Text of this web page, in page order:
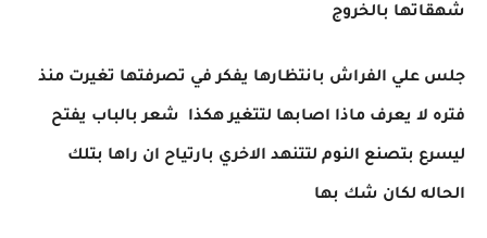
شهقاتها بالخروج
جلس علي الفراش بانتظارها يفكر في تصرفتها تغيرت منذ
فتره لا يعرف ماذا اصابها لتتغير هكذا شعر بالباب يفتح
ليسرع بتصنع النوم لتتنهد الاخري بارتياح ان راها بتلك
الحاله لكان شك بها